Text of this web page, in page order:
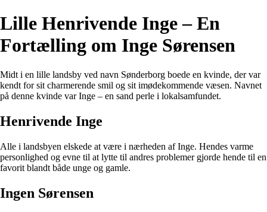
Lille Henrivende Inge – En
Fortælling om Inge Sørensen
Midt i en lille landsby ved navn Sønderborg boede en kvinde, der var
kendt for sit charmerende smil og sit imødekommende væsen. Navnet
på denne kvinde var Inge – en sand perle i lokalsamfundet.
Henrivende Inge
Alle i landsbyen elskede at være i nærheden af Inge. Hendes varme
personlighed og evne til at lytte til andres problemer gjorde hende til en
favorit blandt både unge og gamle.
Ingen Sørensen